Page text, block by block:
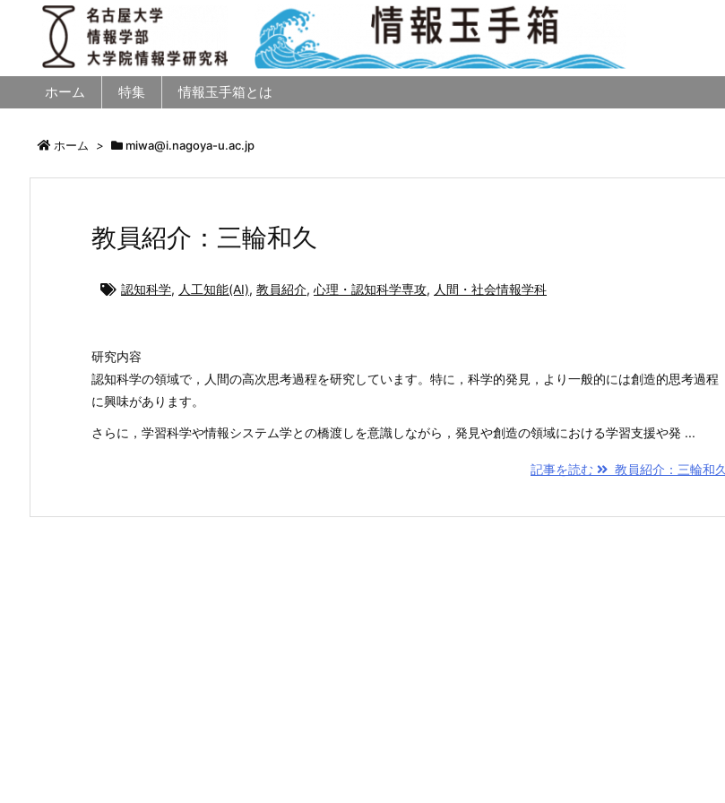
ホーム 特集 情報玉手箱とは
ホーム > miwa@i.nagoya-u.ac.jp
教員紹介：三輪和久
認知科学, 人工知能(AI), 教員紹介, 心理・認知科学専攻, 人間・社会情報学科
研究内容
認知科学の領域で，人間の高次思考過程を研究しています。特に，科学的発見，より一般的には創造的思考過程
に興味があります。
さらに，学習科学や情報システム学との橋渡しを意識しながら，発見や創造の領域における学習支援や発 ...
記事を読む 教員紹介：三輪和久